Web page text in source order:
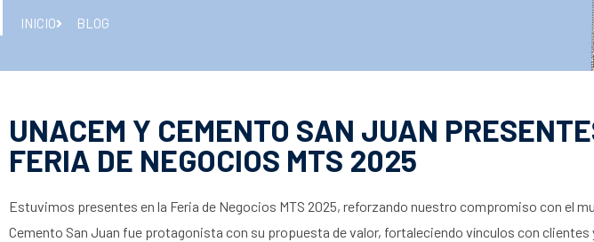
INICIO BLOG
UNACEM Y CEMENTO SAN JUAN
FERIA DE NEGOCIOS MTS 2025
Estuvimos presentes en la Feria de Negocios MTS 2025, reforzando nuestro compromiso con el
Cemento San Juan fue protagonista con su propuesta de valor, fortaleciendo vínculos con clientes